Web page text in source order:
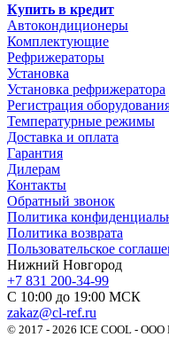
Купить в кредит
Автокондиционеры
Комплектующие
Рефрижераторы
Установка
Установка рефрижератора
Регистрация
Температурные режимы
Доставка и оплата
Гарантия
Дилерам
Контакты
Обратный звонок
Политика
Политика возврата
Пользовательское
Нижний Новгород
+7 831 200-34-99
С 10:00 до 19:00 МСК
zakaz@cl-ref.ru
© 2017 - 2026 ICE COOL -